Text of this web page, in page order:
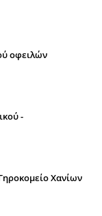
οφειλών
-
Χανίων